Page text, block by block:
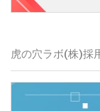
虎の穴ラボ(株)採